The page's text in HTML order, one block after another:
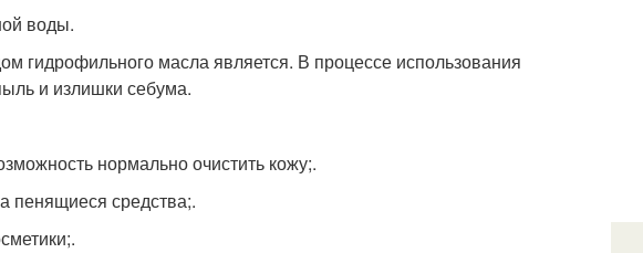
воды.
гидрофильного масла является. В процессе использования
и излишки себума.
нормально очистить кожу;.
пенящиеся средства;.